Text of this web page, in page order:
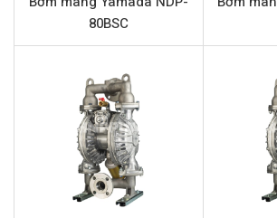
Vật liệu đế bi
Lưu lượng tối đa
Áp lực tối đa
Đường cấp khí
1/4” (Kết nối
Đầu hút và đẩy
1/2” (Kết nối
80BSC